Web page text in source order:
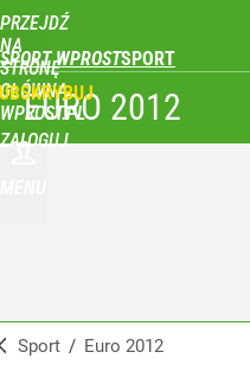
PRZEJDŹ
NA
STRONĘ
GŁÓWNĄ
WPROST.PL
SPORT WPROST
ZALOGUJ
EURO 2012
Sport / Euro 2012